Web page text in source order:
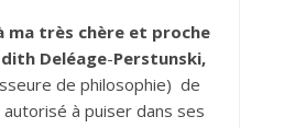
ma très chère et proche
Deléage-Perstunski,
de philosophie) de
autorisé à puiser dans ses